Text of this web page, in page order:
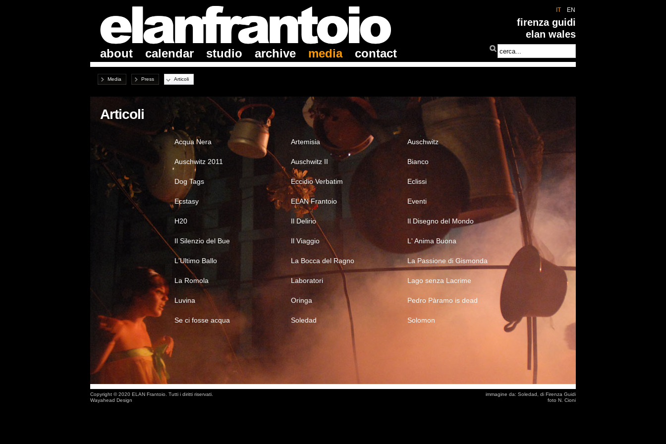
about calendar studio archive media contact
IT EN
firenza guidi
elan wales
Media Press Articoli
Articoli
Acqua Nera Artemisia Auschwitz
Auschwitz 2011 Auschwitz II Bianco
Dog Tags Eccidio Verbatim Eclissi
Ecstasy ELAN Frantoio Eventi
H20 Il Delirio Il Disegno del Mondo
Il Silenzio del Bue Il Viaggio L' Anima Buona
L'Ultimo Ballo La Bocca del Ragno La Passione di Gismonda
La Romola Laboratori Lago senza Lacrime
Luvina Oringa Pedro Pàramo is dead
Se ci fosse acqua Soledad Solomon
Copyright © 2020 ELAN Frantoio. Tutti i diritti riservati.
Wayahead Design
immagine da: Soledad, di Firenza Guidi
foto N. Cioni